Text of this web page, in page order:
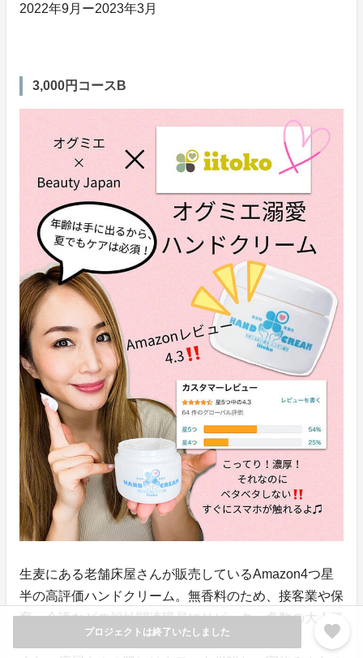
プロジェクトは終了いたしました favorite
2022年9月ー2023年3月
3,000円コースB
生麦にある老舗床屋さんが販売しているAmazon4つ星
半の高評価ハンドクリーム。無香料のため、接客業や保
育、介護などの福祉関連職員にリピーター多数の大人気